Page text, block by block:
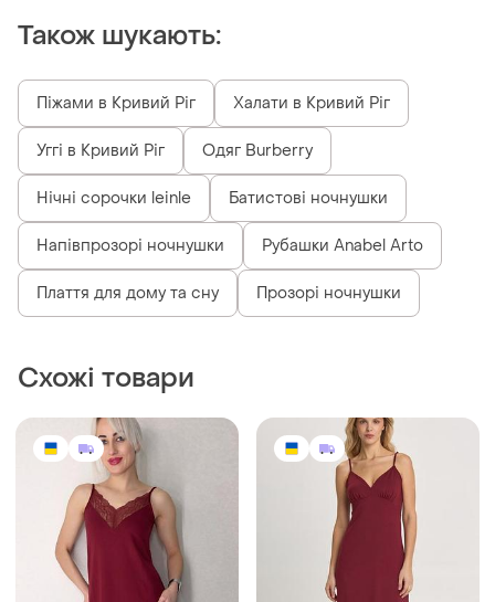
Також шукають:
Піжами в Кривий Ріг Халати в Кривий Ріг
Уггі в Кривий Ріг Одяг Burberry
Нічні сорочки leinle Батистові ночнушки
Напівпрозорі ночнушки Рубашки Anabel Arto
Плаття для дому та сну Прозорі ночнушки
Схожі товари